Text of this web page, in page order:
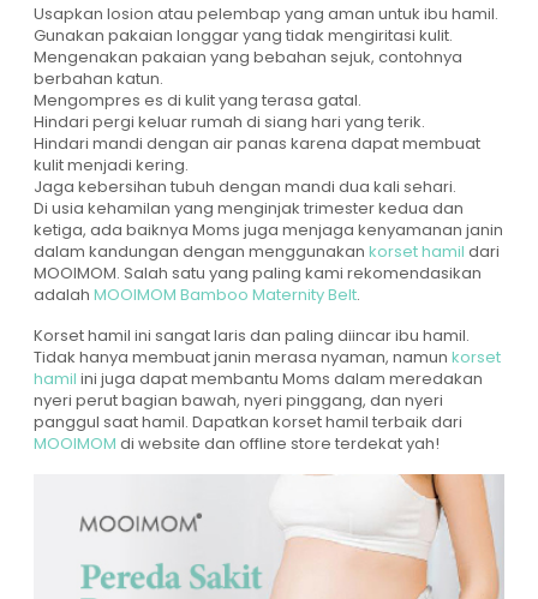
Usapkan losion atau pelembap yang aman untuk ibu hamil.
Gunakan pakaian longgar yang tidak mengiritasi kulit.
Mengenakan pakaian yang bebahan sejuk, contohnya
berbahan katun.
Mengompres es di kulit yang terasa gatal.
Hindari pergi keluar rumah di siang hari yang terik.
Hindari mandi dengan air panas karena dapat membuat
kulit menjadi kering.
Jaga kebersihan tubuh dengan mandi dua kali sehari.
Di usia kehamilan yang menginjak trimester kedua dan
ketiga, ada baiknya Moms juga menjaga kenyamanan janin
dalam kandungan dengan menggunakan korset hamil dari
MOOIMOM. Salah satu yang paling kami rekomendasikan
adalah MOOIMOM Bamboo Maternity Belt.
Korset hamil ini sangat laris dan paling diincar ibu hamil.
Tidak hanya membuat janin merasa nyaman, namun korset
hamil ini juga dapat membantu Moms dalam meredakan
nyeri perut bagian bawah, nyeri pinggang, dan nyeri
panggul saat hamil. Dapatkan korset hamil terbaik dari
MOOIMOM di website dan offline store terdekat yah!